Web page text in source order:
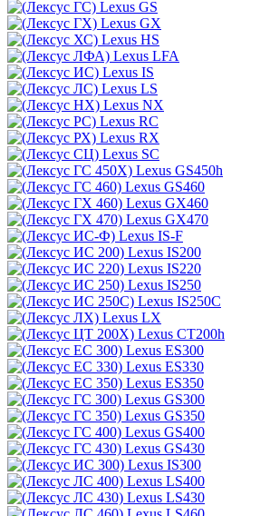
Lexus GS
Lexus GX
Lexus HS
Lexus LFA
Lexus IS
Lexus LS
Lexus NX
Lexus RC
Lexus RX
Lexus SC
Lexus GS450h
Lexus GS460
Lexus GX460
Lexus GX470
Lexus IS-F
Lexus IS200
Lexus IS220
Lexus IS250
Lexus IS250C
Lexus LX
Lexus CT200h
Lexus ES300
Lexus ES330
Lexus ES350
Lexus GS300
Lexus GS350
Lexus GS400
Lexus GS430
Lexus IS300
Lexus LS400
Lexus LS430